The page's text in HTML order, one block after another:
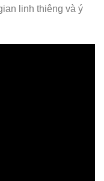
linh thiêng và ý